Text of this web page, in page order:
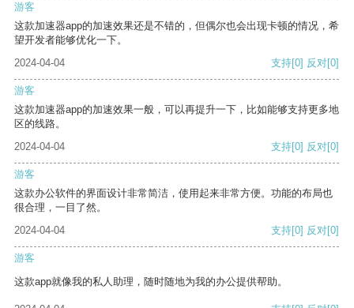
游客
这款加速器app的加速效果还是不错的，但偶尔也会出现卡顿的情况，希
望开发者能够优化一下。
2024-04-04
支持[0] 反对[0]
游客
这款加速器app的加速效果一般，可以再提升一下，比如能够支持更多地
区的线路。
2024-04-04
支持[0] 反对[0]
游客
这款办公软件的界面设计非常简洁，使用起来非常方便。功能的布局也
很合理，一目了然。
2024-04-04
支持[0] 反对[0]
游客
这款app就像我的私人助理，随时随地为我的办公提供帮助。